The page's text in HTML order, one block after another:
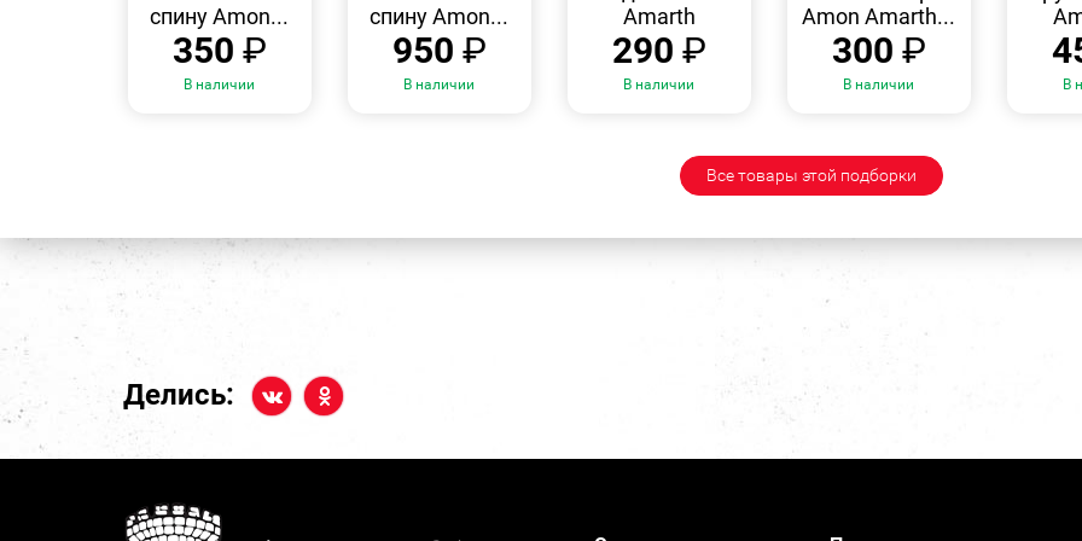
спину Amon...
350 ₽
В наличии
спину Amon...
950 ₽
В наличии
Amarth
290 ₽
В наличии
Amon Amarth...
300 ₽
В наличии В
Все товары этой подборки
Делись: